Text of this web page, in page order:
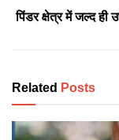
पिंडर क्षेत्र में जल्द ही
Related Posts